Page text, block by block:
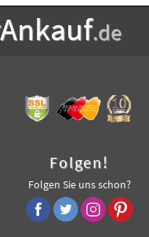
Ankauf.de
Folgen!
Folgen Sie uns schon?